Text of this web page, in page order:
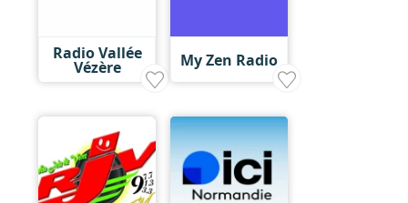
Radio Vallée
Vézère My Zen Radio